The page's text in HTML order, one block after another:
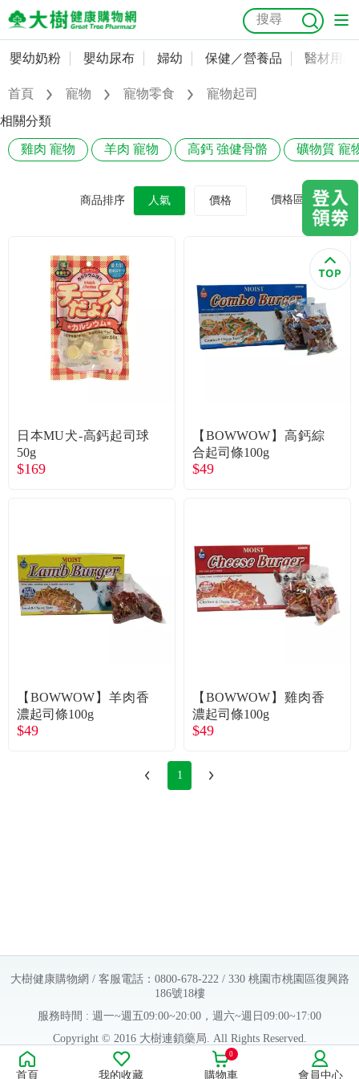
嬰幼奶粉
婦幼
保健／營養品
成人照護
美容／個人清潔
食品／健康食補
名人嚴選
合作提案
常見問題
抗菌
奶瓶奶嘴
會員資料及密碼修改
訂單查詢
購物金查詢
優惠券領取
優惠券查詢
嬰幼奶粉 嬰幼尿布 婦幼 保健／營養品 醫材用品
首頁 寵物 寵物零食
寵物起司
相關分類
雞肉 寵物 羊肉 寵物 高鈣 強健骨骼 礦物質 寵
商品排序 人氣 價格 價格區間
日本MU犬-高鈣起司球
50g
$169
【BOWWOW】高鈣綜
合起司條100g
$49
【BOWWOW】羊肉香
濃起司條100g
$49
【BOWWOW】雞肉香
濃起司條100g
$49
1
大樹健康購物網 / 客服電話：0800-678-222 / 330 桃園市桃園區復興路
186號18樓
服務時間 : 週一~週五09:00~20:00，週六~週日09:00~17:00
Copyright © 2016 大樹連鎖藥局. All Rights Reserved.
販售業者資料：
許可執照字號：桃字市藥販字第623202B480 號
首頁 我的收藏 購物車
0
會員中心